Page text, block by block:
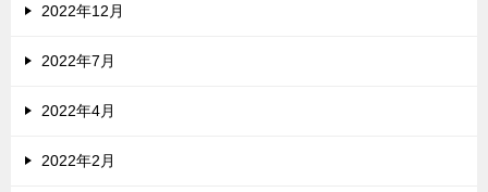
2022年12月
2022年7月
2022年4月
2022年2月